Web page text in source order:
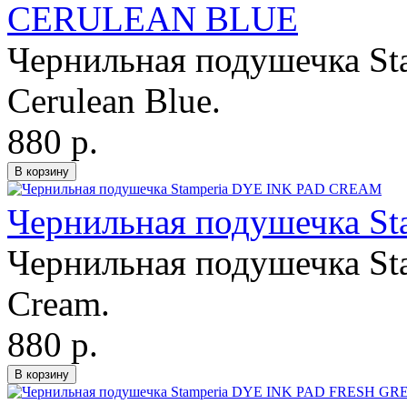
CERULEAN BLUE
Чернильная подушечка
Cerulean Blue.
880 р.
Чернильная подушечка
Чернильная подушечка
Cream.
880 р.